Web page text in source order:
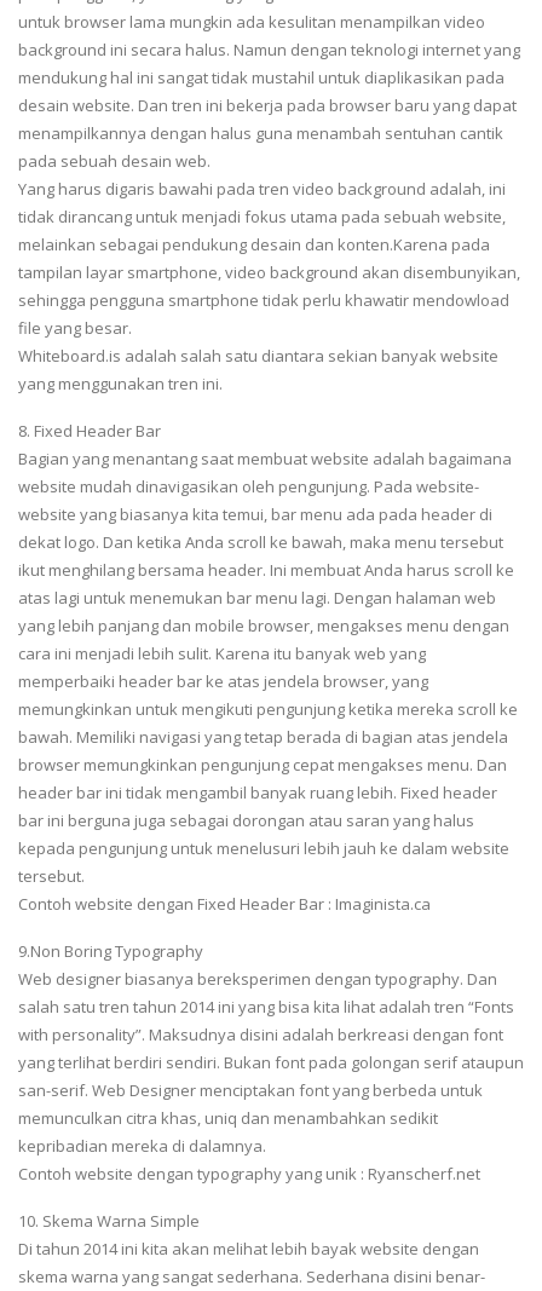
untuk browser lama mungkin ada kesulitan menampilkan video
background ini secara halus. Namun dengan teknologi internet yang
mendukung hal ini sangat tidak mustahil untuk diaplikasikan pada
desain website. Dan tren ini bekerja pada browser baru yang dapat
menampilkannya dengan halus guna menambah sentuhan cantik
pada sebuah desain web.
Yang harus digaris bawahi pada tren video background adalah, ini
tidak dirancang untuk menjadi fokus utama pada sebuah website,
melainkan sebagai pendukung desain dan konten.Karena pada
tampilan layar smartphone, video background akan disembunyikan,
sehingga pengguna smartphone tidak perlu khawatir mendowload
file yang besar.
Whiteboard.is adalah salah satu diantara sekian banyak website
yang menggunakan tren ini.
8. Fixed Header Bar
Bagian yang menantang saat membuat website adalah bagaimana
website mudah dinavigasikan oleh pengunjung. Pada website-
website yang biasanya kita temui, bar menu ada pada header di
dekat logo. Dan ketika Anda scroll ke bawah, maka menu tersebut
ikut menghilang bersama header. Ini membuat Anda harus scroll ke
atas lagi untuk menemukan bar menu lagi. Dengan halaman web
yang lebih panjang dan mobile browser, mengakses menu dengan
cara ini menjadi lebih sulit. Karena itu banyak web yang
memperbaiki header bar ke atas jendela browser, yang
memungkinkan untuk mengikuti pengunjung ketika mereka scroll ke
bawah. Memiliki navigasi yang tetap berada di bagian atas jendela
browser memungkinkan pengunjung cepat mengakses menu. Dan
header bar ini tidak mengambil banyak ruang lebih. Fixed header
bar ini berguna juga sebagai dorongan atau saran yang halus
kepada pengunjung untuk menelusuri lebih jauh ke dalam website
tersebut.
Contoh website dengan Fixed Header Bar : Imaginista.ca
9.Non Boring Typography
Web designer biasanya bereksperimen dengan typography. Dan
salah satu tren tahun 2014 ini yang bisa kita lihat adalah tren “Fonts
with personality”. Maksudnya disini adalah berkreasi dengan font
yang terlihat berdiri sendiri. Bukan font pada golongan serif ataupun
san-serif. Web Designer menciptakan font yang berbeda untuk
memunculkan citra khas, uniq dan menambahkan sedikit
kepribadian mereka di dalamnya.
Contoh website dengan typography yang unik : Ryanscherf.net
10. Skema Warna Simple
Di tahun 2014 ini kita akan melihat lebih bayak website dengan
skema warna yang sangat sederhana. Sederhana disini benar-